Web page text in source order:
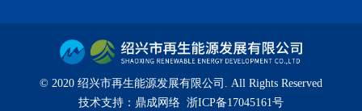
© 2020 绍兴市再生能源发展有限公司. All Rights Reserved
技术支持： 鼎成网络 浙ICP备17045161号